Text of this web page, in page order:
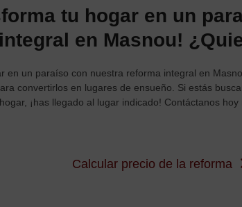
tu hogar en un
en Masnou!
en un paraíso con nuestra reforma integral en
convertirlos en lugares de ensueño. Si estás
¡has llegado al lugar indicado! Contáctanos
Calcular precio de la reforma